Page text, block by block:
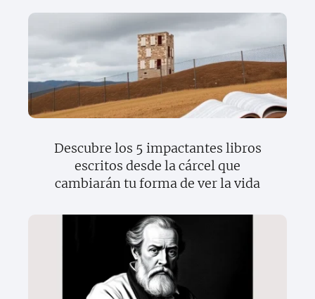
Descubre los 5 impactantes libros
escritos desde la cárcel que
cambiarán tu forma de ver la vida